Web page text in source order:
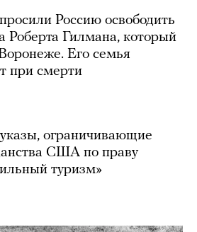
Россию освободить
Роберта Гилмана, который
Его семья
при смерти
ограничивающие
США по праву
туризм»